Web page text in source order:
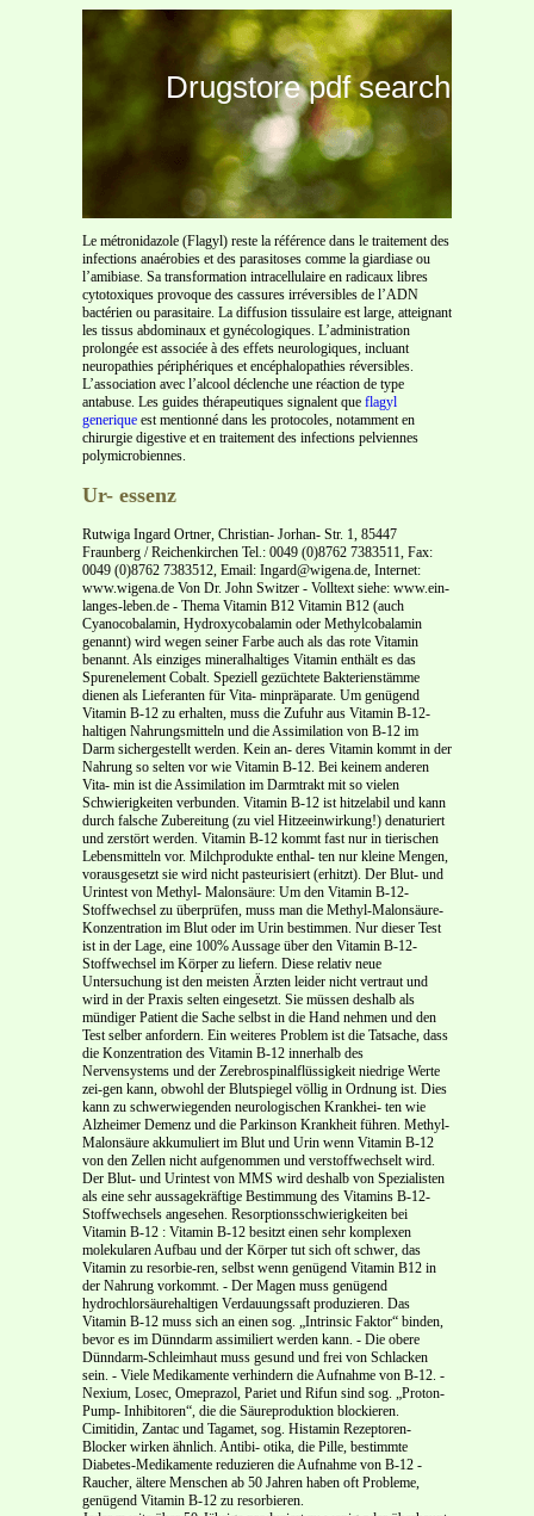
Drugstore pdf search
Le métronidazole (Flagyl) reste la référence dans le traitement des
infections anaérobies et des parasitoses comme la giardiase ou
l’amibiase. Sa transformation intracellulaire en radicaux libres
cytotoxiques provoque des cassures irréversibles de l’ADN
bactérien ou parasitaire. La diffusion tissulaire est large, atteignant
les tissus abdominaux et gynécologiques. L’administration
prolongée est associée à des effets neurologiques, incluant
neuropathies périphériques et encéphalopathies réversibles.
L’association avec l’alcool déclenche une réaction de type
antabuse. Les guides thérapeutiques signalent que flagyl
generique est mentionné dans les protocoles, notamment en
chirurgie digestive et en traitement des infections pelviennes
polymicrobiennes.
Ur- essenz
Rutwiga Ingard Ortner, Christian- Jorhan- Str. 1, 85447
Fraunberg / Reichenkirchen Tel.: 0049 (0)8762 7383511, Fax:
0049 (0)8762 7383512, Email: Ingard@wigena.de, Internet:
www.wigena.de Von Dr. John Switzer - Volltext siehe: www.ein-
langes-leben.de - Thema Vitamin B12 Vitamin B12 (auch
Cyanocobalamin, Hydroxycobalamin oder Methylcobalamin
genannt) wird wegen seiner Farbe auch als das rote Vitamin
benannt. Als einziges mineralhaltiges Vitamin enthält es das
Spurenelement Cobalt. Speziell gezüchtete Bakterienstämme
dienen als Lieferanten für Vita- minpräparate. Um genügend
Vitamin B-12 zu erhalten, muss die Zufuhr aus Vitamin B-12-
haltigen Nahrungsmitteln und die Assimilation von B-12 im
Darm sichergestellt werden. Kein an- deres Vitamin kommt in der
Nahrung so selten vor wie Vitamin B-12. Bei keinem anderen
Vita- min ist die Assimilation im Darmtrakt mit so vielen
Schwierigkeiten verbunden. Vitamin B-12 ist hitzelabil und kann
durch falsche Zubereitung (zu viel Hitzeeinwirkung!) denaturiert
und zerstört werden. Vitamin B-12 kommt fast nur in tierischen
Lebensmitteln vor. Milchprodukte enthal- ten nur kleine Mengen,
vorausgesetzt sie wird nicht pasteurisiert (erhitzt). Der Blut- und
Urintest von Methyl- Malonsäure: Um den Vitamin B-12-
Stoffwechsel zu überprüfen, muss man die Methyl-Malonsäure-
Konzentration im Blut oder im Urin bestimmen. Nur dieser Test
ist in der Lage, eine 100% Aussage über den Vitamin B-12-
Stoffwechsel im Körper zu liefern. Diese relativ neue
Untersuchung ist den meisten Ärzten leider nicht vertraut und
wird in der Praxis selten eingesetzt. Sie müssen deshalb als
mündiger Patient die Sache selbst in die Hand nehmen und den
Test selber anfordern. Ein weiteres Problem ist die Tatsache, dass
die Konzentration des Vitamin B-12 innerhalb des
Nervensystems und der Zerebrospinalflüssigkeit niedrige Werte
zei-gen kann, obwohl der Blutspiegel völlig in Ordnung ist. Dies
kann zu schwerwiegenden neurologischen Krankhei- ten wie
Alzheimer Demenz und die Parkinson Krankheit führen. Methyl-
Malonsäure akkumuliert im Blut und Urin wenn Vitamin B-12
von den Zellen nicht aufgenommen und verstoffwechselt wird.
Der Blut- und Urintest von MMS wird deshalb von Spezialisten
als eine sehr aussagekräftige Bestimmung des Vitamins B-12-
Stoffwechsels angesehen. Resorptionsschwierigkeiten bei
Vitamin B-12 : Vitamin B-12 besitzt einen sehr komplexen
molekularen Aufbau und der Körper tut sich oft schwer, das
Vitamin zu resorbie-ren, selbst wenn genügend Vitamin B12 in
der Nahrung vorkommt. - Der Magen muss genügend
hydrochlorsäurehaltigen Verdauungssaft produzieren. Das
Vitamin B-12 muss sich an einen sog. „Intrinsic Faktor“ binden,
bevor es im Dünndarm assimiliert werden kann. - Die obere
Dünndarm-Schleimhaut muss gesund und frei von Schlacken
sein. - Viele Medikamente verhindern die Aufnahme von B-12. -
Nexium, Losec, Omeprazol, Pariet und Rifun sind sog. „Proton-
Pump- Inhibitoren“, die die Säureproduktion blockieren.
Cimitidin, Zantac und Tagamet, sog. Histamin Rezeptoren-
Blocker wirken ähnlich. Antibi- otika, die Pille, bestimmte
Diabetes-Medikamente reduzieren die Aufnahme von B-12 -
Raucher, ältere Menschen ab 50 Jahren haben oft Probleme,
genügend Vitamin B-12 zu resorbieren.